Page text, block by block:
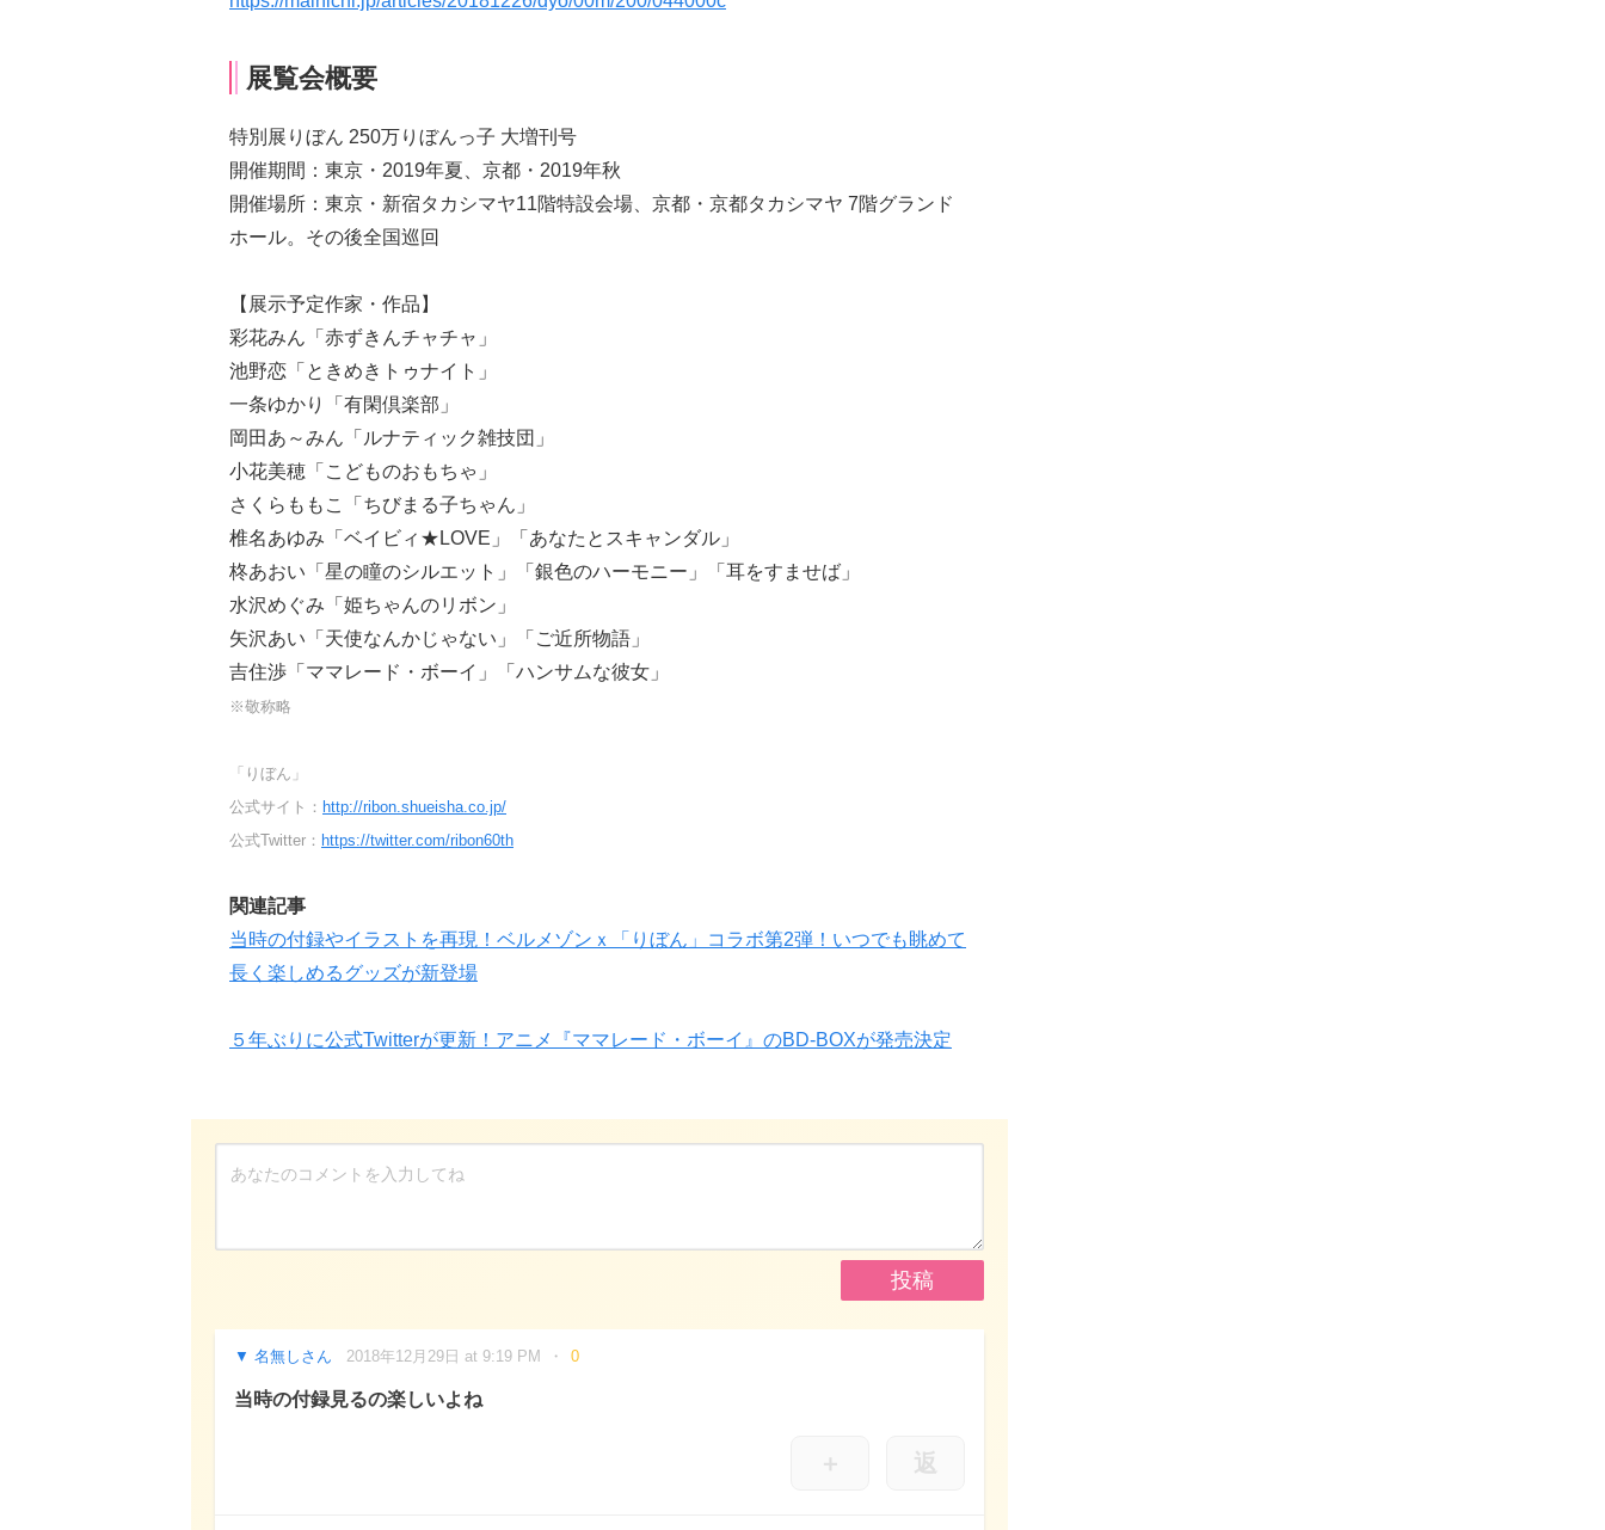
展覧会概要
特別展りぼん 250万りぼんっ子 大増刊号
開催期間：東京・2019年夏、京都・2019年秋
開催場所：東京・新宿タカシマヤ11階特設会場、京都・京都タカシマヤ 7階グランド
ホール。その後全国巡回
【展示予定作家・作品】
彩花みん「赤ずきんチャチャ」
池野恋「ときめきトゥナイト」
一条ゆかり「有閑倶楽部」
岡田あ～みん「ルナティック雑技団」
小花美穂「こどものおもちゃ」
さくらももこ「ちびまる子ちゃん」
椎名あゆみ「ベイビィ★LOVE」「あなたとスキャンダル」
柊あおい「星の瞳のシルエット」「銀色のハーモニー」「耳をすませば」
水沢めぐみ「姫ちゃんのリボン」
矢沢あい「天使なんかじゃない」「ご近所物語」
吉住渉「ママレード・ボーイ」「ハンサムな彼女」
※敬称略
「りぼん」
公式サイト： http://ribon.shueisha.co.jp/
公式Twitter： https://twitter.com/ribon60th
関連記事
当時の付録やイラストを再現！ベルメゾンｘ「りぼん」コラボ第2弾！いつでも眺めて
長く楽しめるグッズが新登場
５年ぶりに公式Twitterが更新！アニメ『ママレード・ボーイ』のBD-BOXが発売決定
名無しさん 2018年12月29日 at 9:19 PM 0
当時の付録見るの楽しいよね
＋ 返